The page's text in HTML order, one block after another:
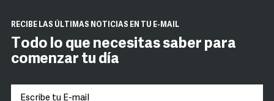
RECIBE LAS ÚLTIMAS NOTICIAS EN TU E-MAIL
Todo lo que necesitas saber para
comenzar tu día